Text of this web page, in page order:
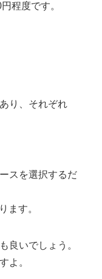
程度です。
り、それぞれ
スを選択するだ
ます。
良いでしょう。
よ。